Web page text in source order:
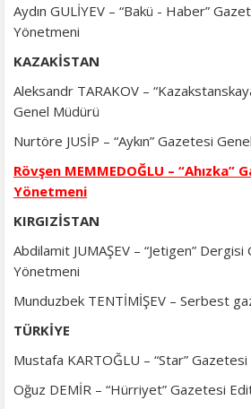
Aydın GULİYEV – “Bakü - Haber”
Yönetmeni
KAZAKİSTAN
Aleksandr TARAKOV –
Genel Müdürü
Nurtöre JUSİP – “Aykın” Gazetesi
Rövşen MEMMEDOĞLU – “Ahızka”
Yönetmeni
KIRGIZİSTAN
Abdilamit JUMAŞEV – “Jetigen” Dergisi
Yönetmeni
Munduzbek TENTİMİŞEV – Serbest
TÜRKİYE
Mustafa KARTOĞLU – “Star”
Oğuz DEMİR – “Hürriyet” Gazetesi